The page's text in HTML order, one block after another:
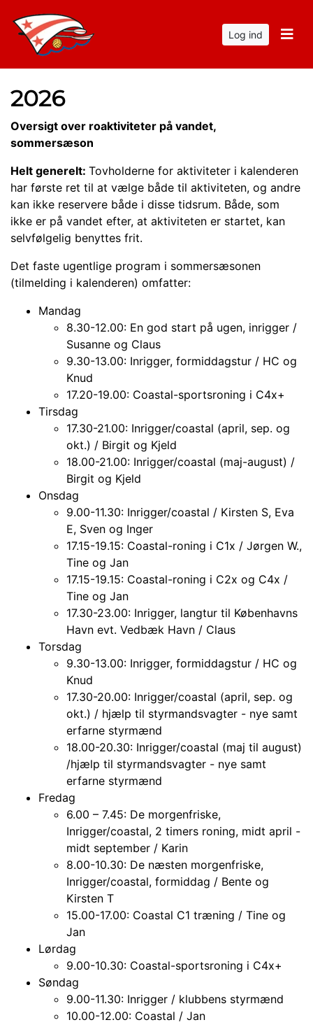
Log ind
2026
Oversigt over roaktiviteter på vandet,
sommersæson
Helt generelt: Tovholderne for aktiviteter i kalenderen
har første ret til at vælge både til aktiviteten, og andre
kan ikke reservere både i disse tidsrum. Både, som
ikke er på vandet efter, at aktiviteten er startet, kan
selvfølgelig benyttes frit.
Det faste ugentlige program i sommersæsonen
(tilmelding i kalenderen) omfatter:
Mandag
8.30-12.00: En god start på ugen, inrigger /
Susanne og Claus
9.30-13.00: Inrigger, formiddagstur / HC og
Knud
17.20-19.00: Coastal-sportsroning i C4x+
Tirsdag
17.30-21.00: Inrigger/coastal (april, sep. og
okt.) / Birgit og Kjeld
18.00-21.00: Inrigger/coastal (maj-august) /
Birgit og Kjeld
Onsdag
9.00-11.30: Inrigger/coastal / Kirsten S, Eva
E, Sven og Inger
17.15-19.15: Coastal-roning i C1x / Jørgen W.,
Tine og Jan
17.15-19.15: Coastal-roning i C2x og C4x /
Tine og Jan
17.30-23.00: Inrigger, langtur til Københavns
Havn evt. Vedbæk Havn / Claus
Torsdag
9.30-13.00: Inrigger, formiddagstur / HC og
Knud
17.30-20.00: Inrigger/coastal (april, sep. og
okt.) / hjælp til styrmandsvagter - nye samt
erfarne styrmænd
18.00-20.30: Inrigger/coastal (maj til august)
/hjælp til styrmandsvagter - nye samt
erfarne styrmænd
Fredag
6.00 – 7.45: De morgenfriske,
Inrigger/coastal, 2 timers roning, midt april -
midt september / Karin
8.00-10.30: De næsten morgenfriske,
Inrigger/coastal, formiddag / Bente og
Kirsten T
15.00-17.00: Coastal C1 træning / Tine og
Jan
Lørdag
9.00-10.30: Coastal-sportsroning i C4x+
Søndag
9.00-11.30: Inrigger / klubbens styrmænd
10.00-12.00: Coastal / Jan